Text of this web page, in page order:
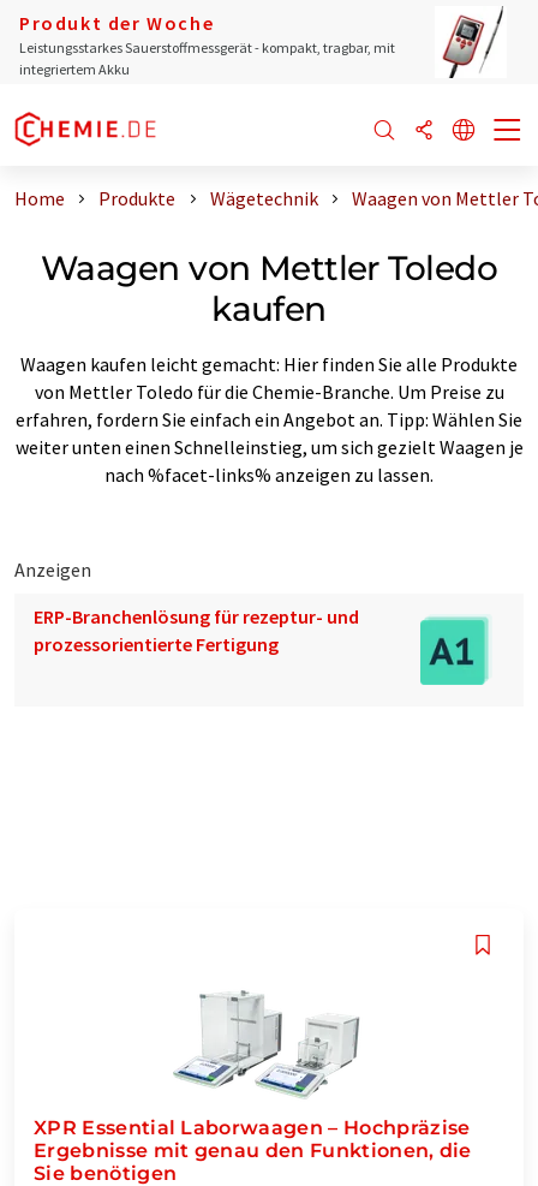
Produkt der Woche
Leistungsstarkes Sauerstoffmessgerät - kompakt, tragbar, mit
integriertem Akku
Home Produkte Wägetechnik Waagen von Mettler
Waagen von Mettler Toledo
kaufen
Waagen kaufen leicht gemacht: Hier finden Sie alle Produkte
von Mettler Toledo für die Chemie-Branche. Um Preise zu
erfahren, fordern Sie einfach ein Angebot an. Tipp: Wählen Sie
weiter unten einen Schnelleinstieg, um sich gezielt Waagen je
nach %facet-links% anzeigen zu lassen.
Anzeigen
ERP-Branchenlösung für rezeptur- und
prozessorientierte Fertigung
XPR Essential Laborwaagen – Hochpräzise
Ergebnisse mit genau den Funktionen, die
Sie benötigen